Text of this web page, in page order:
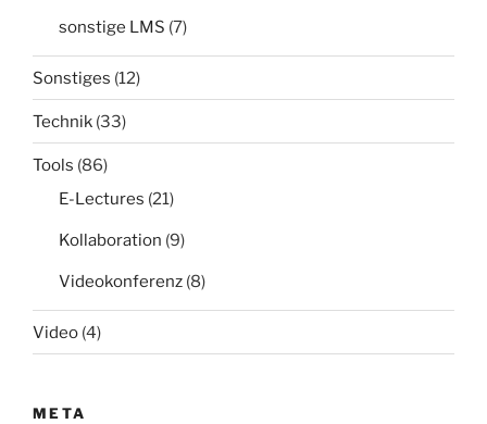
sonstige LMS (7)
Sonstiges (12)
Technik (33)
Tools (86)
E-Lectures (21)
Kollaboration (9)
Videokonferenz (8)
Video (4)
META